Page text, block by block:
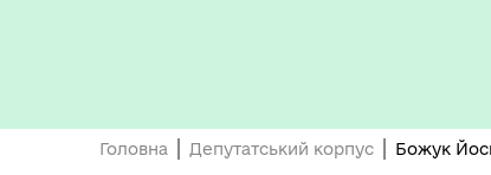
Головна Депутатський корпус Божук